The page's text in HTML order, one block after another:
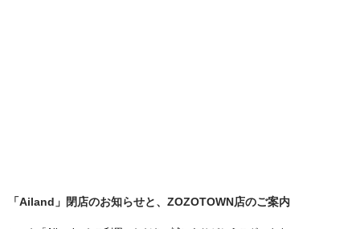
「Ailand」閉店のお知らせと、ZOZOTOWN店のご案内